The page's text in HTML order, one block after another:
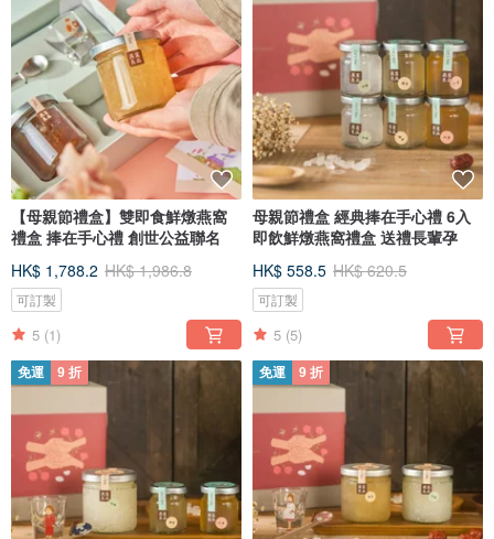
【母親節禮盒】雙即食鮮燉燕窩
禮盒 捧在手心禮 創世公益聯名
HK$ 1,788.2 HK$ 1,986.8
可訂製
5 (1)
母親節禮盒 經典捧在手心禮 6入
即飲鮮燉燕窩禮盒 送禮長輩孕
HK$ 558.5 HK$ 620.5
可訂製
5 (5)
免運 9 折 免運 9 折